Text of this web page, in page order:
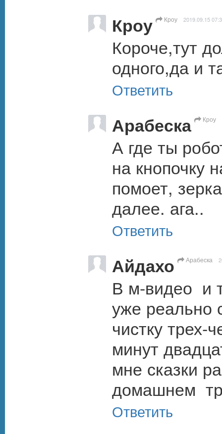
Кроу Кроу 2019.09.15
Короче,тут
одного,да и
Ответить
Арабеска Кроу
А где ты
на кнопочку
помоет,
далее. ага..
Ответить
Айдахо Арабеска
В м-видео  и
уже реально
чистку трех-
минут
мне сказки
домашнем
Ответить